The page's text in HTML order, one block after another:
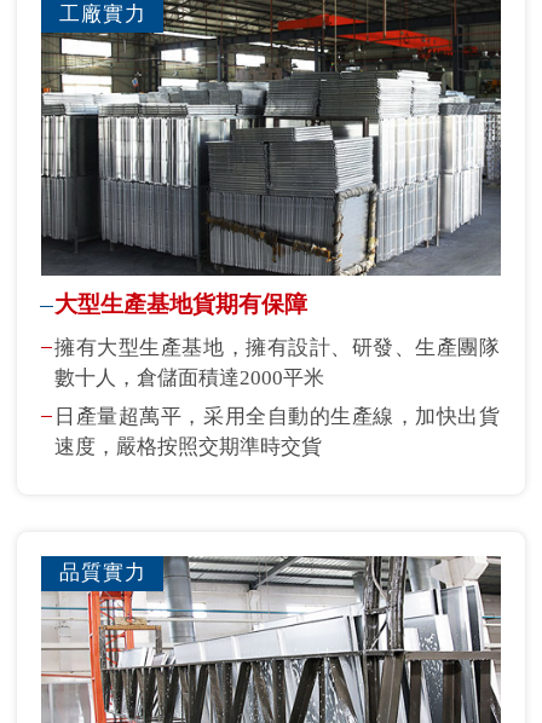
工廠實力
大型生產基地貨期有保障
擁有大型生產基地，擁有設計、研發、生產團隊
數十人，倉儲面積達2000平米
日產量超萬平，采用全自動的生產線，加快出貨
速度，嚴格按照交期準時交貨
品質實力